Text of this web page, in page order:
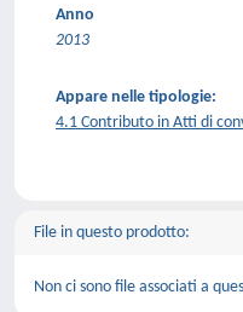
Anno
2013
Appare nelle tipologie:
4.1 Contributo in Atti di
File in questo prodotto:
Non ci sono file associati a